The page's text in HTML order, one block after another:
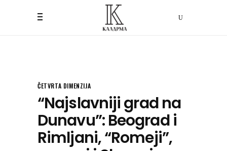
ČETVRTA DIMENZIJA
“Najslavniji grad na
Dunavu”: Beograd i
Rimljani, “Romeji”,